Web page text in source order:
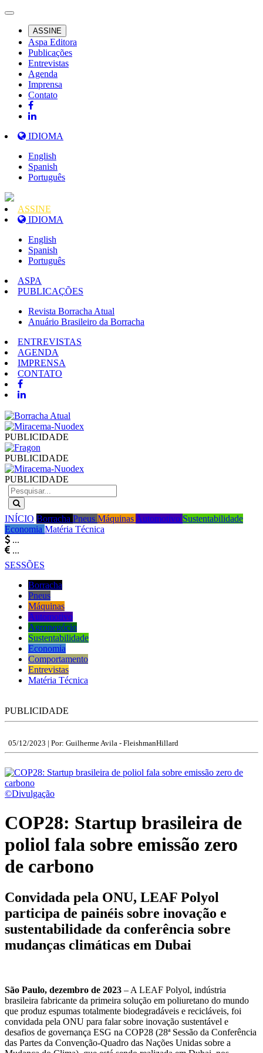
ASSINE
Aspa Editora
Publicações
Entrevistas
Agenda
Imprensa
Contato
IDIOMA
English
Spanish
Português
ASSINE
IDIOMA
English
Spanish
Português
ASPA
PUBLICAÇÕES
Revista Borracha Atual
Anuário Brasileiro da Borracha
ENTREVISTAS
AGENDA
IMPRENSA
CONTATO
PUBLICIDADE
PUBLICIDADE
PUBLICIDADE
INÍCIO Borracha Pneus Máquinas Automotivo Sustentabilidade
Economia Matéria Técnica
...
...
SESSÕES
Borracha
Pneus
Máquinas
Automotivo
Agronegócio
Sustentabilidade
Economia
Comportamento
Entrevistas
Matéria Técnica
PUBLICIDADE
05/12/2023 | Por: Guilherme Avila - FleishmanHillard
©Divulgação
COP28: Startup brasileira de
poliol fala sobre emissão zero
de carbono
Convidada pela ONU, LEAF Polyol
participa de painéis sobre inovação e
sustentabilidade da conferência sobre
mudanças climáticas em Dubai
São Paulo, dezembro de 2023 – A LEAF Polyol, indústria
brasileira fabricante da primeira solução em poliuretano do mundo
que produz espumas totalmente biodegradáveis e recicláveis, foi
convidada pela ONU para falar sobre inovação sustentável e
desafios de governança ESG na COP28 (28ª Sessão da Conferência
das Partes da Convenção-Quadro das Nações Unidas sobre a